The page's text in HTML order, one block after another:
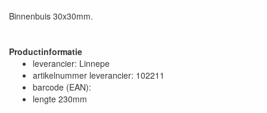
Binnenbuis 30x30mm.
Productinformatie
leverancier: Linnepe
artikelnummer leverancier: 102211
barcode (EAN):
lengte 230mm